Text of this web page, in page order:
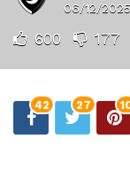
06/12/
600 177
42 27